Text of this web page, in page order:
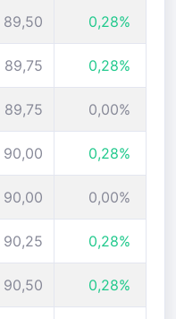
89,50 0,28%
89,75 0,28%
89,75 0,00%
90,00 0,28%
90,00 0,00%
90,25 0,28%
90,50 0,28%